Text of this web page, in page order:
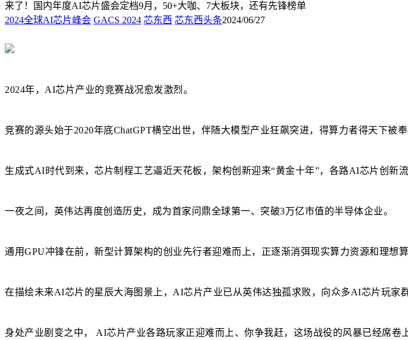
来了！国内年度AI芯片盛会定档9月，50+大咖、7大板块，还有先锋榜单
2024全球AI芯片峰会 GACS 2024 芯东西 芯东西头条2024/06/27
2024年，AI芯片产业的竞赛战况愈发激烈。
竞赛的源头始于2020年底ChatGPT横空出世，伴随大模型产业狂飙突进，得算力者得天下
生成式AI时代到来，芯片制程工艺逼近天花板，架构创新迎来“黄金十年”，各路AI芯片创新
一夜之间，英伟达再度创造历史，成为首家问鼎全球第一、突破3万亿市值的半导体企业。
通用GPU冲锋在前，新型计算架构的创业先行者迎难而上，正逐渐消弭现实算力资源和理想
在描绘未来AI芯片的星辰大海图景上，AI芯片产业已从英伟达独孤求败，向众多AI芯片玩家
身处产业剧变之中， AI芯片产业各路玩家正迎难而上、你争我赶，这场战役的风暴已经席